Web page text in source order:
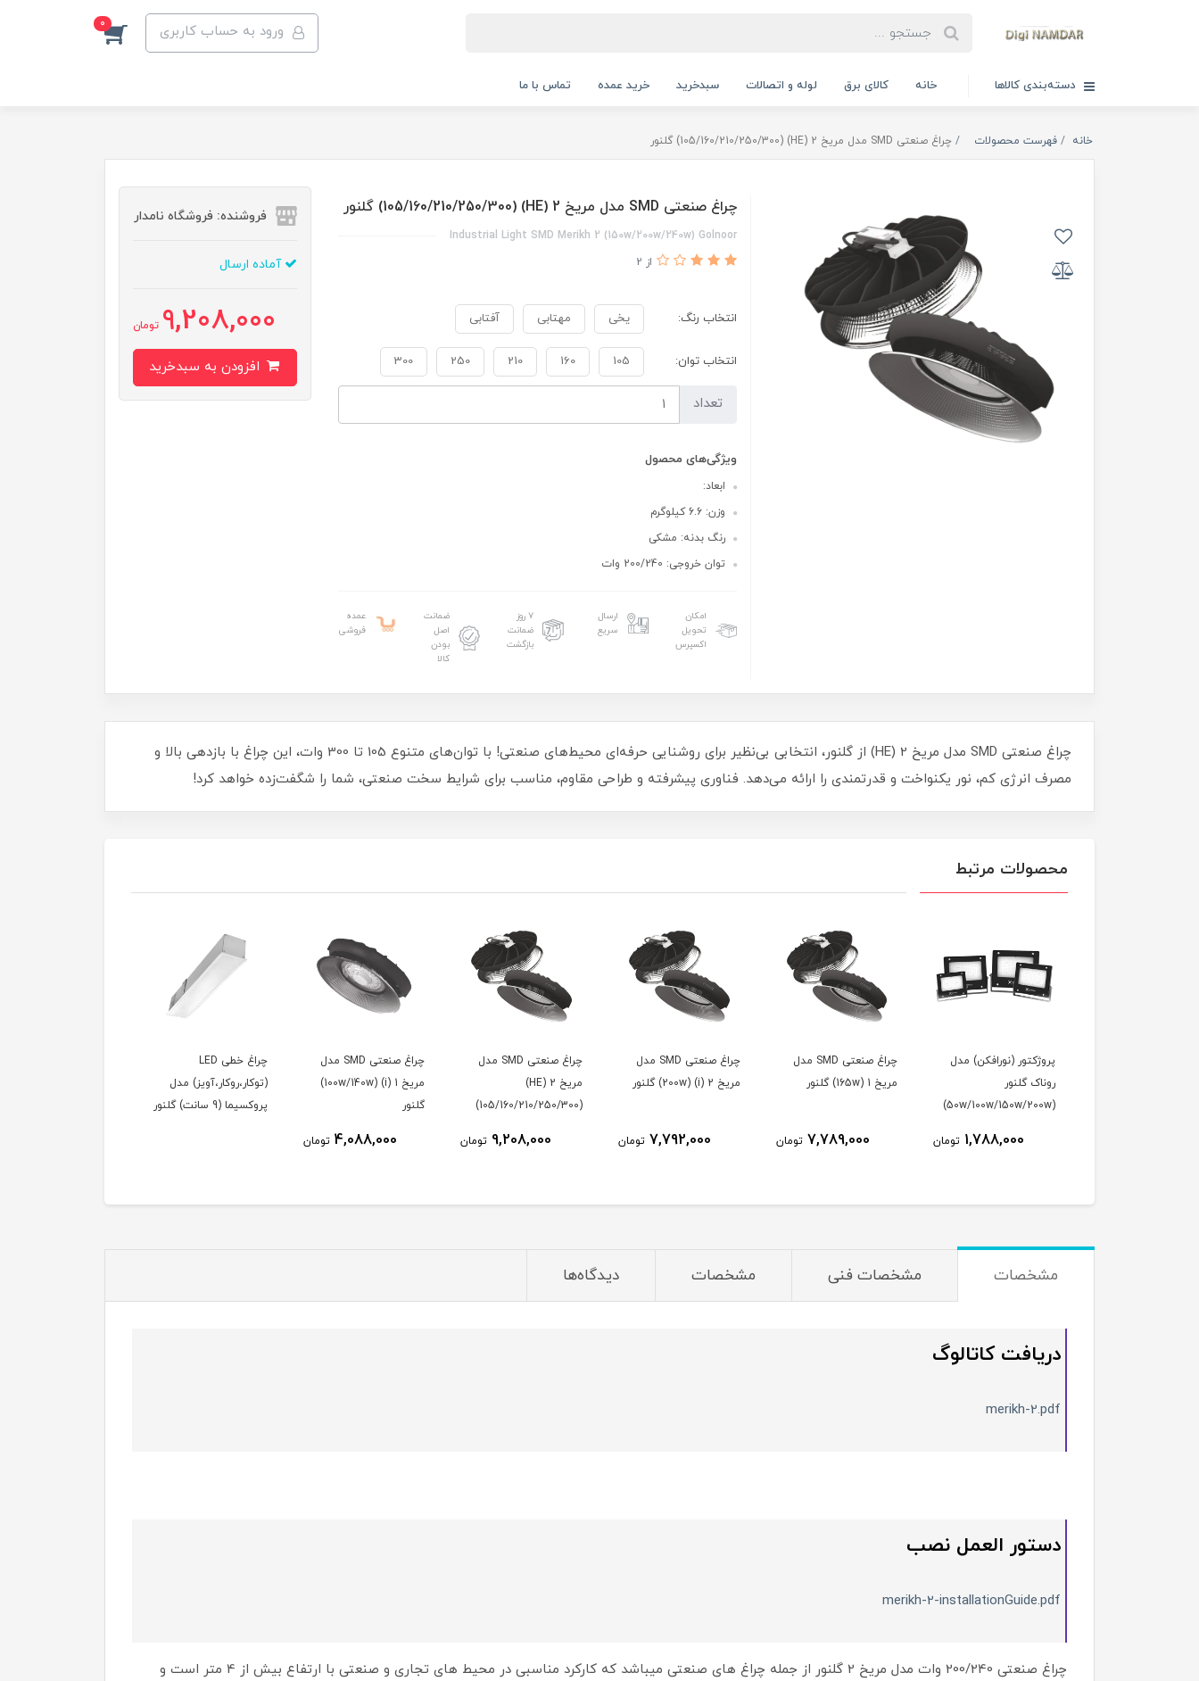
ورود به حساب کاربری 0
دسته‌بندی کالاها خانه کالای برق لوله و اتصالات سبدخرید خرید عمده تماس با ما
خانه فهرست محصولات چراغ صنعتی SMD مدل مریخ 2 (HE) (105/160/210/250/300) گلنور
چراغ صنعتی SMD مدل مریخ 2 (HE) (105/160/210/250/300) گلنور
Industrial Light SMD Merikh 2 (150w/200w/240w) Golnoor
از 2
انتخاب رنگ: یخی مهتابی آفتابی
انتخاب توان: 105
160
210
250
300
تعداد
ویژگی‌های محصول
ابعاد:
وزن: 6.6 کیلوگرم
رنگ بدنه: مشکی
توان خروجی: 200/240 وات
امکان
تحویل
اکسپرس
ارسال
سریع
۷ روز
ضمانت
بازگشت
ضمانت
اصل
بودن
کالا
عمده
فروشی
فروشنده: فروشگاه نامدار
آماده ارسال
9,208,000 تومان
چراغ صنعتی SMD مدل مریخ 2 (HE) از گلنور، انتخابی بی‌نظیر برای روشنایی حرفه‌ای محیط‌های صنعتی! با توان‌های متنوع 105 تا 300 وات، این چراغ با بازدهی بالا و
مصرف انرژی کم، نور یکنواخت و قدرتمندی را ارائه می‌دهد. فناوری پیشرفته و طراحی مقاوم، مناسب برای شرایط سخت صنعتی، شما را شگفت‌زده خواهد کرد!
محصولات مرتبط
پروژکتور (نورافکن) مدل
روناک گلنور
(50w/100w/150w/200w)
1,788,000 تومان
چراغ صنعتی SMD مدل
مریخ 1 (165w) گلنور
7,789,000 تومان
چراغ صنعتی SMD مدل
مریخ 2 (i) (200w) گلنور
7,792,000 تومان
چراغ صنعتی SMD مدل
مریخ 2 (HE)
(105/160/210/250/300)
9,208,000 تومان
چراغ صنعتی SMD مدل
مریخ 1 (i) (100w/140w)
گلنور
4,088,000 تومان
چراغ خطی LED
(توکار،روکار،آویز) مدل
پروکسیما (9 سانت) گلنور
مشخصات مشخصات فنی مشخصات دیدگاه‌ها
دریافت کاتالوگ
merikh-2.pdf
دستور العمل نصب
merikh-2-installationGuide.pdf
چراغ صنعتی 200/240 وات مدل مریخ 2 گلنور از جمله چراغ های صنعتی میباشد که کارکرد مناسبی در محیط های تجاری و صنعتی با ارتفاع بیش از 4 متر است و